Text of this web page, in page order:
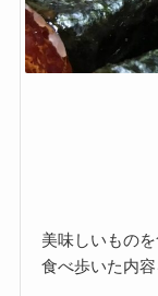
美味しいもの
食べ歩いた内容